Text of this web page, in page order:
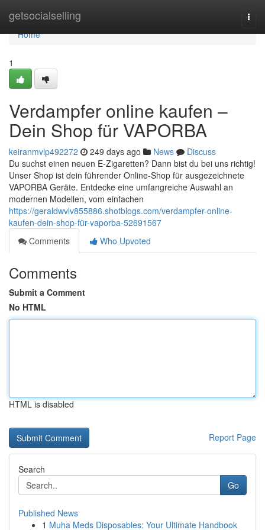
getsocialselling
Home
Home
1
Verdampfer online kaufen –
Dein Shop für VAPORBA
keiranmvlp492272 249 days ago News
Discuss
Du suchst einen neuen E-Zigaretten? Dann bist du bei uns richtig!
Unser Shop ist dein führender Online-Shop für ausgezeichnete
VAPORBA Geräte. Entdecke eine umfangreiche Auswahl an
modernen Modellen, vom einfachen
https://geraldwvlv855886.shotblogs.com/verdampfer-online-
kaufen-dein-shop-für-vaporba-52691567
Comments
Who Upvoted
Comments
Submit a Comment
No HTML
HTML is disabled
Report Page
Search
Go
Published News
1 Muha Meds Disposables: Your Ultimate Handbook